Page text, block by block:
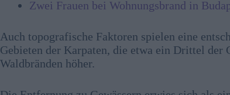
Zwei Frauen bei Wohnungsbrand in
Auch topografische Faktoren spielen eine
Gebieten der Karpaten, die etwa ein Drittel der
Waldbränden höher.